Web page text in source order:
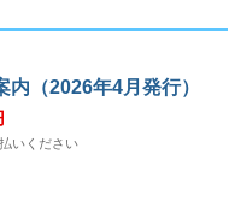
（2026年4月発行）
いください